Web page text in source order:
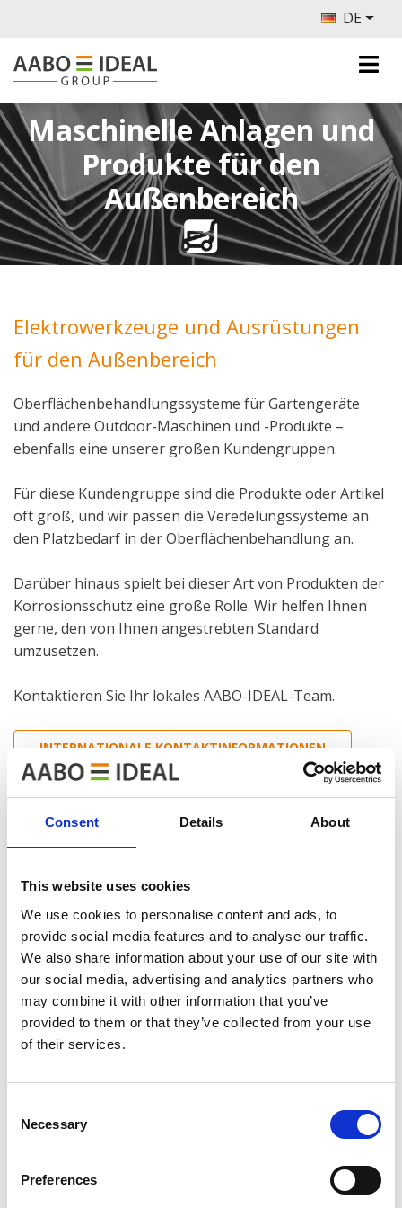
Consent Details About
This website uses cookies
We use cookies to personalise content and ads, to
provide social media features and to analyse our traffic.
We also share information about your use of our site with
our social media, advertising and analytics partners who
may combine it with other information that you’ve
provided to them or that they’ve collected from your use
of their services.
Selection
Necessary
Preferences
DE
Maschinelle Anlagen und
Produkte für den
Außenbereich
Elektrowerkzeuge und Ausrüstungen
für den Außenbereich
Oberflächenbehandlungssysteme für Gartengeräte
und andere Outdoor-Maschinen und -Produkte –
ebenfalls eine unserer großen Kundengruppen.
Für diese Kundengruppe sind die Produkte oder Artikel
oft groß, und wir passen die Veredelungssysteme an
den Platzbedarf in der Oberflächenbehandlung an.
Darüber hinaus spielt bei dieser Art von Produkten der
Korrosionsschutz eine große Rolle. Wir helfen Ihnen
gerne, den von Ihnen angestrebten Standard
umzusetzen.
Kontaktieren Sie Ihr lokales AABO-IDEAL-Team.
INTERNATIONALE KONTAKTINFORMATIONEN
Referenzen in dieser Industrie
Husqvarna